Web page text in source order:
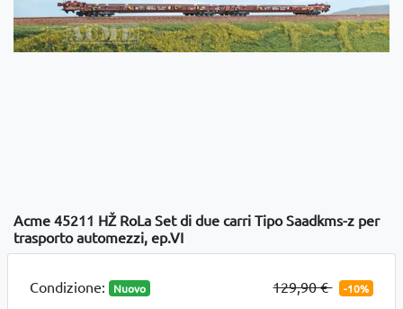
Acme 45211 HŽ RoLa Set di due carri Tipo Saadkms-z per
trasporto automezzi, ep.VI
Condizione: Nuovo 129,90 € -10%